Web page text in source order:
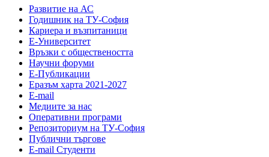
Развитие на АС
Годишник на ТУ-София
Кариера и възпитаници
Е-Университет
Връзки с обществеността
Научни форуми
Е-Публикации
Еразъм харта 2021-2027
E-mail
Медиите за нас
Оперативни програми
Репозиториум на ТУ-София
Публични търгове
Е-mail Студенти